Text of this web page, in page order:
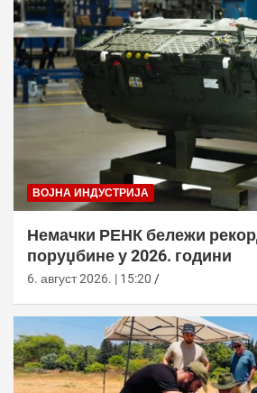
ВОЈНА ИНДУСТРИЈА
Немачки РЕНК бележи
поруџбине у 2026. години
6. август 2026. | 15:20